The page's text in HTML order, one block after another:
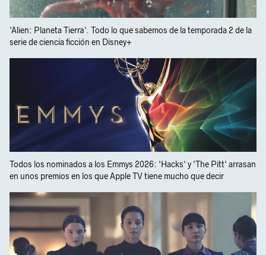
'Alien: Planeta Tierra'. Todo lo que sabemos de la temporada 2 de la
serie de ciencia ficción en Disney+
Todos los nominados a los Emmys 2026: 'Hacks' y 'The Pitt' arrasan
en unos premios en los que Apple TV tiene mucho que decir